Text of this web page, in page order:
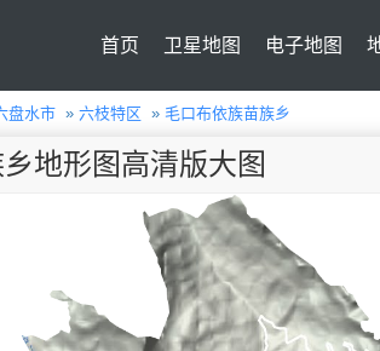
首页 卫星地图 电子地图
盘水市 » 六枝特区 » 毛口布依族苗族乡
地形图高清版大图